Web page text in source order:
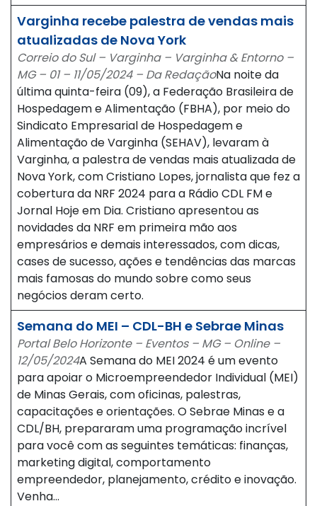
Varginha recebe palestra de vendas mais
atualizadas de Nova York
Correio do Sul – Varginha – Varginha & Entorno –
MG – 01 – 11/05/2024 – Da RedaçãoNa noite da
última quinta-feira (09), a Federação Brasileira de
Hospedagem e Alimentação (FBHA), por meio do
Sindicato Empresarial de Hospedagem e
Alimentação de Varginha (SEHAV), levaram à
Varginha, a palestra de vendas mais atualizada de
Nova York, com Cristiano Lopes, jornalista que fez a
cobertura da NRF 2024 para a Rádio CDL FM e
Jornal Hoje em Dia. Cristiano apresentou as
novidades da NRF em primeira mão aos
empresários e demais interessados, com dicas,
cases de sucesso, ações e tendências das marcas
mais famosas do mundo sobre como seus
negócios deram certo.
Semana do MEI – CDL-BH e Sebrae Minas
Portal Belo Horizonte – Eventos – MG – Online –
12/05/2024A Semana do MEI 2024 é um evento
para apoiar o Microempreendedor Individual (MEI)
de Minas Gerais, com oficinas, palestras,
capacitações e orientações. O Sebrae Minas e a
CDL/BH, prepararam uma programação incrível
para você com as seguintes temáticas: finanças,
marketing digital, comportamento
empreendedor, planejamento, crédito e inovação.
Venha…